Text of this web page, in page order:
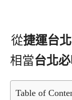
從捷運台
相當台北
Table of